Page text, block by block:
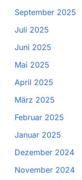
September 2025
Juli 2025
Juni 2025
Mai 2025
April 2025
März 2025
Februar 2025
Januar 2025
Dezember 2024
November 2024